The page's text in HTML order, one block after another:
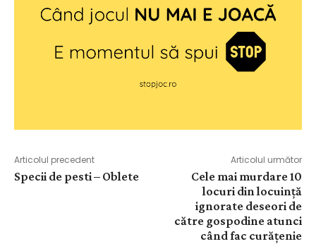
Articolul precedent
Specii de pesti – Oblete
Articolul următor
Cele mai murdare 10
locuri din locuință
ignorate deseori de
către gospodine atunci
când fac curățenie